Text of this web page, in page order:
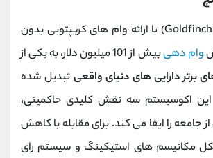
پروتکل گلدفینچ (Goldfinch) با ارائه وام ‌های کریپتویی بدون
وام ‌دهی
بیش از 101 میلیون دلار، به یکی از
برتر دارایی های دنیای واقعی تبدیل شده
است. توکن GFI این اکوسیستم سه نقش کلیدی حاکمیتی،
جامعه را ایفا می‌ کند. برای مقابله با کاهش
مکانیسم ‌های استیکینگ و سیستم رای